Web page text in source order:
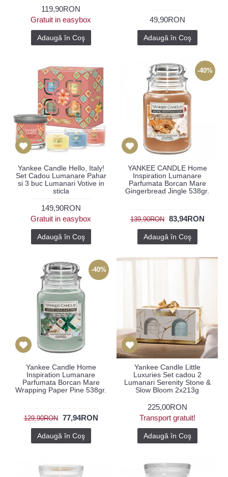
119,90RON
Gratuit in easybox
Adaugă în Coş
49,90RON
Adaugă în Coş
Yankee Candle Hello, Italy!
Set Cadou Lumanare Pahar
si 3 buc Lumanari Votive in
sticla
149,90RON
Gratuit in easybox
Adaugă în Coş
-40%
YANKEE CANDLE Home
Inspiration Lumanare
Parfumata Borcan Mare
Gingerbread Jingle 538gr.
139,90RON 83,94RON
Adaugă în Coş
-40%
Yankee Candle Home
Inspiration Lumanare
Parfumata Borcan Mare
Wrapping Paper Pine 538gr.
129,90RON 77,94RON
Adaugă în Coş
Yankee Candle Little
Luxuries Set cadou 2
Lumanari Serenity Stone &
Slow Bloom 2x213g
225,00RON
Transport gratuit!
Adaugă în Coş